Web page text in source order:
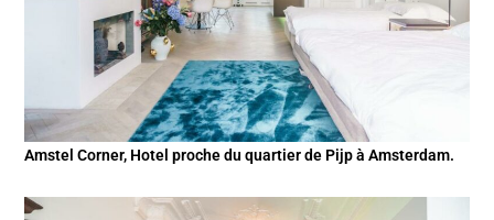
Amstel Corner, Hotel proche du quartier de Pijp à Amsterdam.